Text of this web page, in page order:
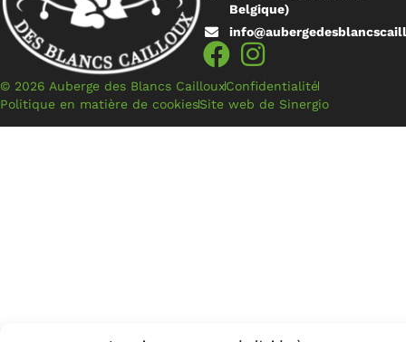
Belgique)
© 2026 Auberge des Blancs CaillouxConfidentialité
Politique en matière de cookiesSite web de Sinergio